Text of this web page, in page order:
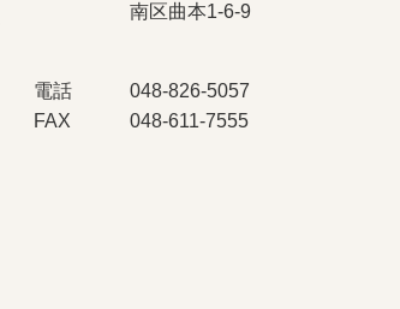
南区曲本1-6-9
電話
FAX
048-826-5057
048-611-7555